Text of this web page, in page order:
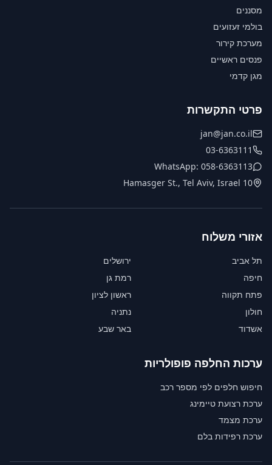
מסננים
בולמי זעזועים
מערכת קירור
פנסים ראשיים
מגן קדמי
פרטי התקשרות
jan@jan.co.il
03-6363111
WhatsApp: 058-6363113
10 Hamasger St., Tel Aviv, Israel
אזורי משלוח
תל אביב
ירושלים
חיפה
רמת גן
פתח תקווה
ראשון לציון
חולון
נתניה
אשדוד
באר שבע
ערכות החלפה פופולריות
חיפוש חלפים לפי מספר רכב
ערכת רצועת טיימינג
ערכת מצמד
ערכת רפידות בלם